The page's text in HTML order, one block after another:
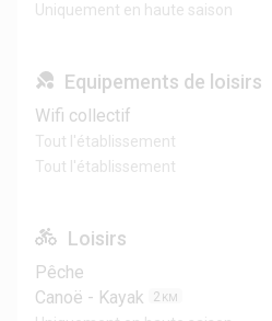
Uniquement en haute saison
Equipements de loisirs
Wifi collectif
Tout l'établissement
Tout l'établissement
Loisirs
Pêche
Canoë - Kayak
2 KM